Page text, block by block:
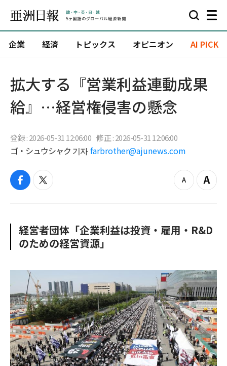
企業 経済 トピックス オピニオン AI PICK
拡大する『営業利益連動成果
給』…経営権侵害の懸念
登録 : 2026-05-31 12:06:00 修正 : 2026-05-31 12:06:00
ゴ・シュウシャク 기자 farbrother@ajunews.com
f
c
o
o
t
i
t
e
r
z
o
u
Z
o
n
経営者団体「企業利益は投資・雇用・R&D
のための経営資源」